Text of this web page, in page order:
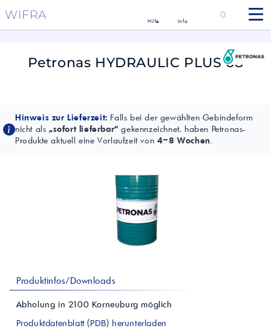
WIFRA Hilfe Info
0
Petronas HYDRAULIC PLUS 68
Hinweis zur Lieferzeit: Falls bei der gewählten Gebindeform
nicht als „sofort lieferbar“ gekennzeichnet, haben Petronas-
Produkte aktuell eine Vorlaufzeit von 4–8 Wochen.
Produktinfos/Downloads
Abholung in 2100 Korneuburg möglich
Produktdatenblatt (PDB) herunterladen